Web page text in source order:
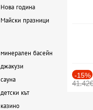
Нова година
Майски празници
минерален басейн
джакузи
сауна
детски кът
казино
-15%
41.42€